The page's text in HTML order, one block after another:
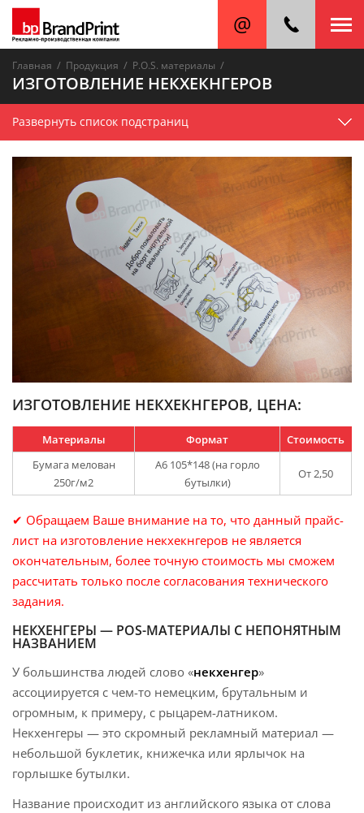
Главная / Продукция / P.O.S. материалы /
ИЗГОТОВЛЕНИЕ НЕКХЕКНГЕРОВ
Развернуть список подстраниц
ИЗГОТОВЛЕНИЕ НЕКХЕКНГЕРОВ, ЦЕНА:
Материалы Формат
Стоимость
Бумага мелован
250г/м2
А6 105*148 (на горло
бутылки)
От 2,50
✔ Обращаем Ваше внимание на то, что данный прайс-
лист на изготовление некхекнгеров не является
окончательным, более точную стоимость мы сможем
рассчитать только после согласования технического
задания.
НЕКХЕНГЕРЫ — POS-МАТЕРИАЛЫ С НЕПОНЯТНЫМ
НАЗВАНИЕМ
У большинства людей слово «некхенгер»
ассоциируется с чем-то немецким, брутальным и
огромным, к примеру, с рыцарем-латником.
Некхенгеры — это скромный рекламный материал —
небольшой буклетик, книжечка или ярлычок на
горлышке бутылки.
Название происходит из английского языка от слова